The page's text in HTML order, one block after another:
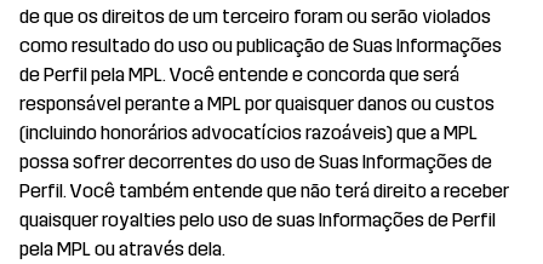
de que os direitos de um terceiro foram ou serão violados
como resultado do uso ou publicação de Suas Informações
de Perfil pela MPL. Você entende e concorda que será
responsável perante a MPL por quaisquer danos ou custos
(incluindo honorários advocatícios razoáveis) que a MPL
possa sofrer decorrentes do uso de Suas Informações de
Perfil. Você também entende que não terá direito a receber
quaisquer royalties pelo uso de suas Informações de Perfil
pela MPL ou através dela.